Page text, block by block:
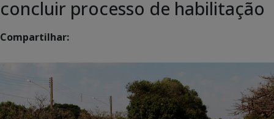
concluir processo de habilitação
Compartilhar: